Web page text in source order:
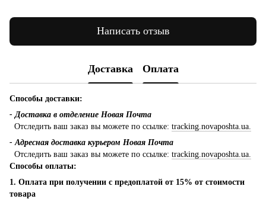
Написать отзыв
Доставка Оплата
Способы доставки:
- Доставка в отделение Новая Почта
Отследить ваш заказ вы можете по ссылке: tracking.novaposhta.ua.
- Адресная доставка курьером Новая Почта
Отследить ваш заказ вы можете по ссылке: tracking.novaposhta.ua.
Способы оплаты:
1. Оплата при получении с предоплатой от 15% от стоимости
товара